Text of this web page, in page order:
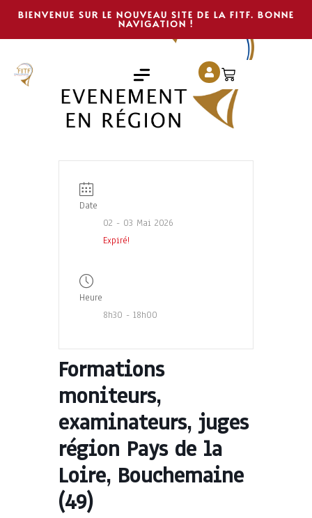
BIENVENUE SUR LE NOUVEAU SITE DE LA FITF. BONNE
NAVIGATION !
Date
02 - 03 Mai 2026
Expiré!
Heure
8h30 - 18h00
Formations
moniteurs,
examinateurs, juges
région Pays de la
Loire, Bouchemaine
(49)